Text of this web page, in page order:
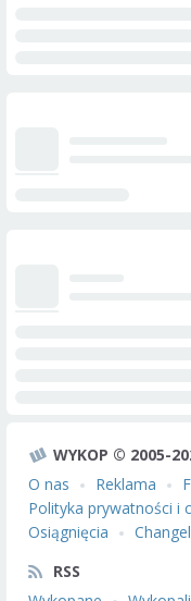
WYKOP © 2005-
O nas
Reklama
Polityka prywatności i
Osiągnięcia
RSS